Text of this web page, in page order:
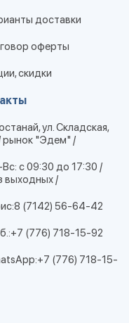
доставки
оферты
скидки
ул. Складская,
рынок "Эдем" /
с 09:30 до 17:30 /
выходных /
8 (7142) 56-64-42
+7 (776) 718-15-92
+7 (776) 718-15-